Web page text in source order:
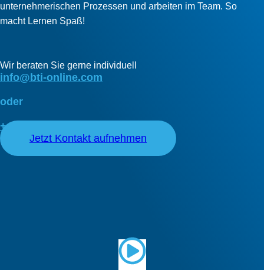
unternehmerischen Prozessen und arbeiten im Team. So
macht Lernen Spaß!
Wir beraten Sie gerne individuell
info@bti-online.com
oder
+49 (0)711 66 46 37-0
Jetzt Kontakt aufnehmen